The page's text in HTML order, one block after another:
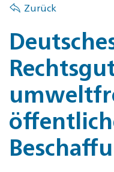
Zurück